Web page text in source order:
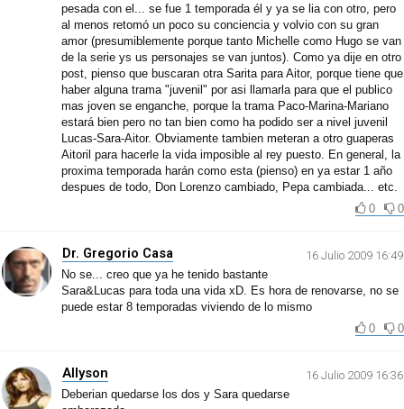
pesada con el... se fue 1 temporada él y ya se lia con otro, pero
al menos retomó un poco su conciencia y volvio con su gran
amor (presumiblemente porque tanto Michelle como Hugo se van
de la serie ys us personajes se van juntos). Como ya dije en otro
post, pienso que buscaran otra Sarita para Aitor, porque tiene que
haber alguna trama "juvenil" por asi llamarla para que el publico
mas joven se enganche, porque la trama Paco-Marina-Mariano
estará bien pero no tan bien como ha podido ser a nivel juvenil
Lucas-Sara-Aitor. Obviamente tambien meteran a otro guaperas
Aitoril para hacerle la vida imposible al rey puesto. En general, la
proxima temporada harán como esta (pienso) en ya estar 1 año
despues de todo, Don Lorenzo cambiado, Pepa cambiada... etc.
0
0
Dr. Gregorio Casa
16 Julio 2009 16:49
No se... creo que ya he tenido bastante
Sara&Lucas para toda una vida xD. Es hora de renovarse, no se
puede estar 8 temporadas viviendo de lo mismo
0
0
Allyson
16 Julio 2009 16:36
Deberian quedarse los dos y Sara quedarse